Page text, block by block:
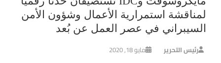
لمناقشة استمرارية الأعمال وشؤون الأمن
السيبراني في عصر العمل عن بُعد
رئيس التحرير مايو 18, 2020